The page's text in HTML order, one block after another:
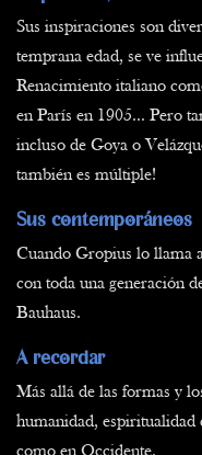
Sus inspiraciones son
temprana edad, se ve
Renacimiento italiano
en París en 1905... Pero
incluso de Goya o
también es múltiple!
Sus contemporáneos
Cuando Gropius lo llama
con toda una generación
Bauhaus.
A recordar
Más allá de las formas y
humanidad, espiritualidad
como en Occidente.